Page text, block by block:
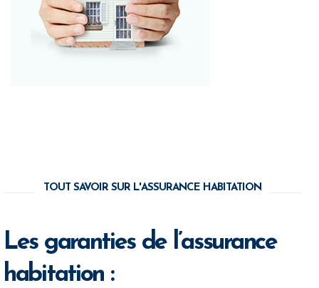
TOUT SAVOIR SUR L'ASSURANCE HABITATION
Les garanties de l’assurance
habitation :